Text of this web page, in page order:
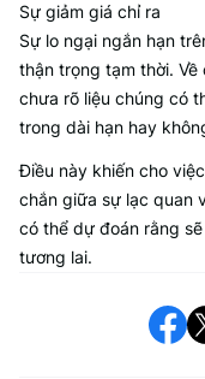
Sự giảm giá chỉ ra
Sự lo ngại ngắn hạn
thận trọng tạm thời.
chưa rõ liệu chúng có
trong dài hạn hay
Điều này khiến cho
chắn giữa sự lạc quan
có thể dự đoán rằng
tương lai.